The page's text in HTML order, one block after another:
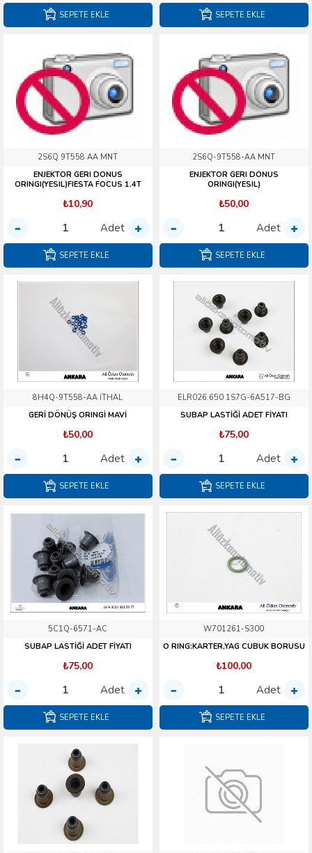
SEPETE EKLE SEPETE EKLE
2S6Q 9T558 AA MNT
ENJEKTOR GERI DONUS
ORINGI(YESIL)FIESTA FOCUS 1.4T
₺10,90
Adet
SEPETE EKLE
2S6Q-9T558-AA MNT
ENJEKTOR GERI DONUS
ORINGI(YESIL)
₺50,00
Adet
SEPETE EKLE
8H4Q-9T558-AA İTHAL
GERİ DÖNÜŞ ORINGİ MAVİ
₺50,00
Adet
SEPETE EKLE
ELR026.650 1S7G-6A517-BG
SUBAP LASTİĞİ ADET FİYATI
₺75,00
Adet
SEPETE EKLE
5C1Q-6571-AC
SUBAP LASTİĞİ ADET FİYATI
₺75,00
Adet
SEPETE EKLE
W701261-S300
O RING:KARTER,YAG CUBUK BORUSU
₺100,00
Adet
SEPETE EKLE